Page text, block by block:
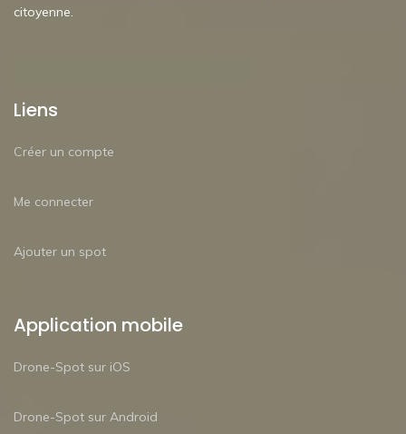
citoyenne.
Liens
Créer un compte
Me connecter
Ajouter un spot
Application mobile
Drone-Spot sur iOS
Drone-Spot sur Android